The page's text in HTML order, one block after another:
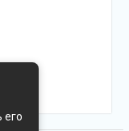
его